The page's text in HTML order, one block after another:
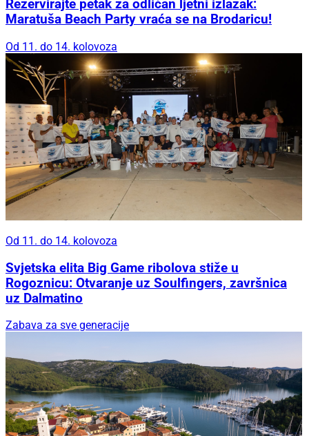
Rezervirajte petak za odličan ljetni izlazak:
Maratuša Beach Party vraća se na Brodaricu!
Od 11. do 14. kolovoza
Od 11. do 14. kolovoza
Svjetska elita Big Game ribolova stiže u
Rogoznicu: Otvaranje uz Soulfingers, završnica
uz Dalmatino
Zabava za sve generacije